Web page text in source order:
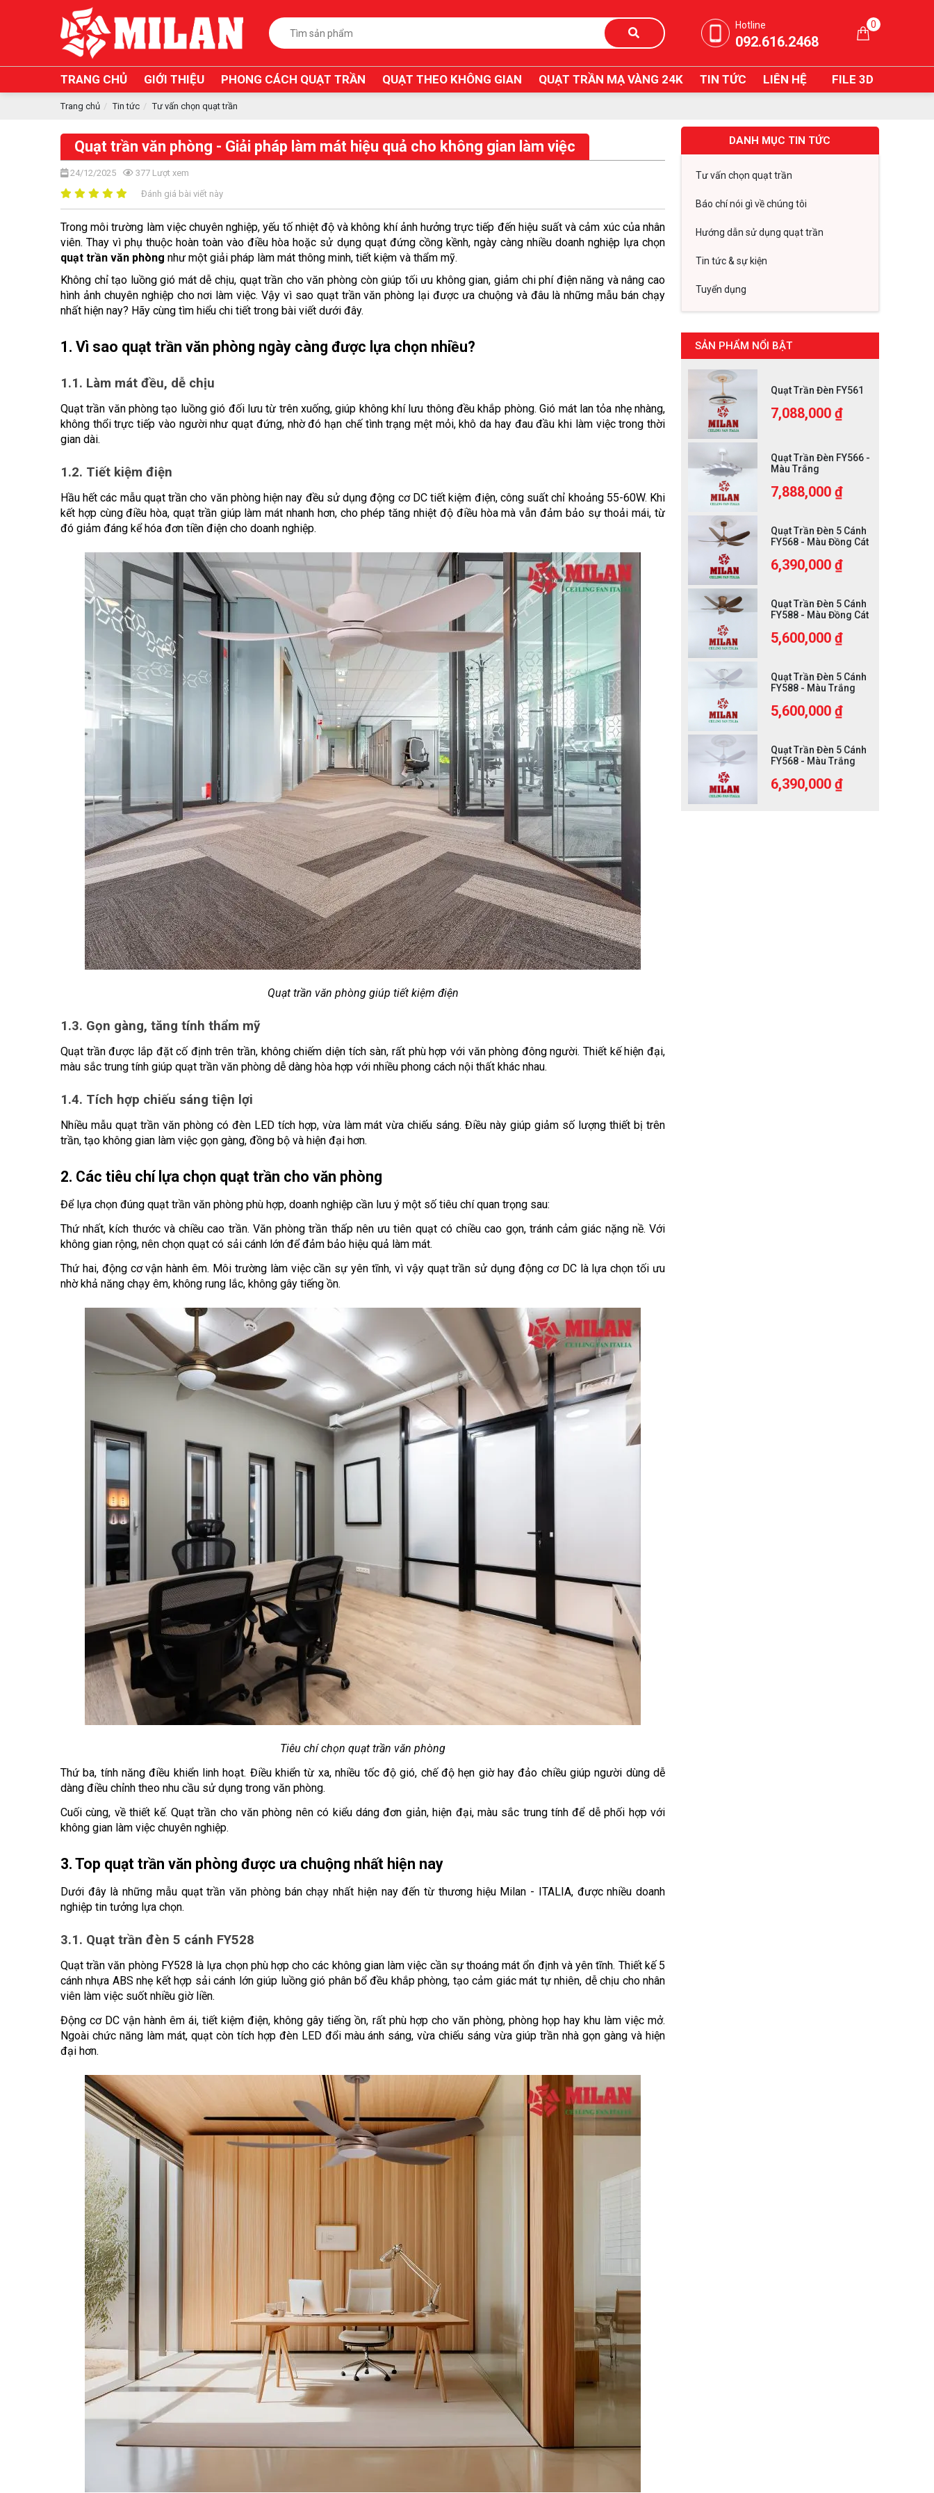
Hotline
092.616.2468
0
TRANG CHỦ GIỚI THIỆU PHONG CÁCH QUẠT TRẦN QUẠT THEO KHÔNG GIAN QUẠT TRẦN MẠ VÀNG 24K TIN TỨC LIÊN HỆ FILE 3D
Trang chủ Tin tức Tư vấn chọn quạt trần
Quạt trần văn phòng - Giải pháp làm mát hiệu quả cho không gian làm việc
24/12/2025 377 Lượt xem
Đánh giá bài viết này
Trong môi trường làm việc chuyên nghiệp, yếu tố nhiệt độ và không khí ảnh hưởng trực tiếp đến hiệu suất và cảm xúc của nhân
quạt trần văn phòng như một giải pháp làm mát thông minh, tiết kiệm và thẩm mỹ.
Không chỉ tạo luồng gió mát dễ chịu, quạt trần cho văn phòng còn giúp tối ưu không gian, giảm chi phí điện năng và nâng cao
hình ảnh chuyên nghiệp cho nơi làm việc. Vậy vì sao quạt trần văn phòng lại được ưa chuộng và đâu là những mẫu bán chạy
nhất hiện nay? Hãy cùng tìm hiểu chi tiết trong bài viết dưới đây.
1. Vì sao quạt trần văn phòng ngày càng được lựa chọn nhiều?
1.1. Làm mát đều, dễ chịu
Quạt trần văn phòng tạo luồng gió đối lưu từ trên xuống, giúp không khí lưu thông đều khắp phòng. Gió mát lan tỏa nhẹ nhàng,
không thổi trực tiếp vào người như quạt đứng, nhờ đó hạn chế tình trạng mệt mỏi, khô da hay đau đầu khi làm việc trong thời
gian dài.
1.2. Tiết kiệm điện
Hầu hết các mẫu quạt trần cho văn phòng hiện nay đều sử dụng động cơ DC tiết kiệm điện, công suất chỉ khoảng 55-60W. Khi
kết hợp cùng điều hòa, quạt trần giúp làm mát nhanh hơn, cho phép tăng nhiệt độ điều hòa mà vẫn đảm bảo sự thoải mái, từ
đó giảm đáng kể hóa đơn tiền điện cho doanh nghiệp.
Quạt trần văn phòng giúp tiết kiệm điện
1.3. Gọn gàng, tăng tính thẩm mỹ
Quạt trần được lắp đặt cố định trên trần, không chiếm diện tích sàn, rất phù hợp với văn phòng đông người. Thiết kế hiện đại,
màu sắc trung tính giúp quạt trần văn phòng dễ dàng hòa hợp với nhiều phong cách nội thất khác nhau.
1.4. Tích hợp chiếu sáng tiện lợi
Nhiều mẫu quạt trần văn phòng có đèn LED tích hợp, vừa làm mát vừa chiếu sáng. Điều này giúp giảm số lượng thiết bị trên
trần, tạo không gian làm việc gọn gàng, đồng bộ và hiện đại hơn.
2. Các tiêu chí lựa chọn quạt trần cho văn phòng
Để lựa chọn đúng quạt trần văn phòng phù hợp, doanh nghiệp cần lưu ý một số tiêu chí quan trọng sau:
Thứ nhất, kích thước và chiều cao trần. Văn phòng trần thấp nên ưu tiên quạt có chiều cao gọn, tránh cảm giác nặng nề. Với
không gian rộng, nên chọn quạt có sải cánh lớn để đảm bảo hiệu quả làm mát.
Thứ hai, động cơ vận hành êm. Môi trường làm việc cần sự yên tĩnh, vì vậy quạt trần sử dụng động cơ DC là lựa chọn tối ưu
nhờ khả năng chạy êm, không rung lắc, không gây tiếng ồn.
Tiêu chí chọn quạt trần văn phòng
Thứ ba, tính năng điều khiển linh hoạt. Điều khiển từ xa, nhiều tốc độ gió, chế độ hẹn giờ hay đảo chiều giúp người dùng dễ
dàng điều chỉnh theo nhu cầu sử dụng trong văn phòng.
Cuối cùng, về thiết kế. Quạt trần cho văn phòng nên có kiểu dáng đơn giản, hiện đại, màu sắc trung tính để dễ phối hợp với
không gian làm việc chuyên nghiệp.
3. Top quạt trần văn phòng được ưa chuộng nhất hiện nay
Dưới đây là những mẫu quạt trần văn phòng bán chạy nhất hiện nay đến từ thương hiệu Milan - ITALIA, được nhiều doanh
nghiệp tin tưởng lựa chọn.
3.1. Quạt trần đèn 5 cánh FY528
Quạt trần văn phòng FY528 là lựa chọn phù hợp cho các không gian làm việc cần sự thoáng mát ổn định và yên tĩnh. Thiết kế 5
cánh nhựa ABS nhẹ kết hợp sải cánh lớn giúp luồng gió phân bổ đều khắp phòng, tạo cảm giác mát tự nhiên, dễ chịu cho nhân
viên làm việc suốt nhiều giờ liền.
Động cơ DC vận hành êm ái, tiết kiệm điện, không gây tiếng ồn, rất phù hợp cho văn phòng, phòng họp hay khu làm việc mở.
Ngoài chức năng làm mát, quạt còn tích hợp đèn LED đổi màu ánh sáng, vừa chiếu sáng vừa giúp trần nhà gọn gàng và hiện
đại hơn.
DANH MỤC TIN TỨC
Tư vấn chọn quạt trần
Báo chí nói gì về chúng tôi
Hướng dẫn sử dụng quạt trần
Tin tức & sự kiện
Tuyển dụng
SẢN PHẨM NỔI BẬT
Quạt Trần Đèn FY561
7,088,000 ₫
Quạt Trần Đèn FY566 -
Màu Trắng
7,888,000 ₫
Quạt Trần Đèn 5 Cánh
FY568 - Màu Đồng Cát
6,390,000 ₫
Quạt Trần Đèn 5 Cánh
FY588 - Màu Đồng Cát
5,600,000 ₫
Quạt Trần Đèn 5 Cánh
FY588 - Màu Trắng
5,600,000 ₫
Quạt Trần Đèn 5 Cánh
FY568 - Màu Trắng
6,390,000 ₫